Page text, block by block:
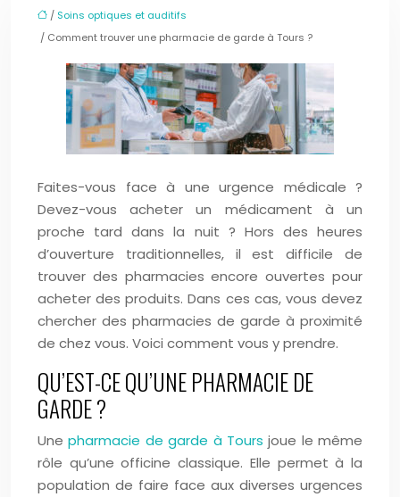
/ Soins optiques et auditifs
/ Comment trouver une pharmacie de garde à Tours ?
Faites-vous face à une urgence médicale ?
Devez-vous acheter un médicament à un
proche tard dans la nuit ? Hors des heures
d’ouverture traditionnelles, il est difficile de
trouver des pharmacies encore ouvertes pour
acheter des produits. Dans ces cas, vous devez
chercher des pharmacies de garde à proximité
de chez vous. Voici comment vous y prendre.
QU’EST-CE QU’UNE PHARMACIE DE
GARDE ?
Unepharmacie de garde à Tours joue le même
rôle qu’une officine classique. Elle permet à la
population de faire face aux diverses urgences